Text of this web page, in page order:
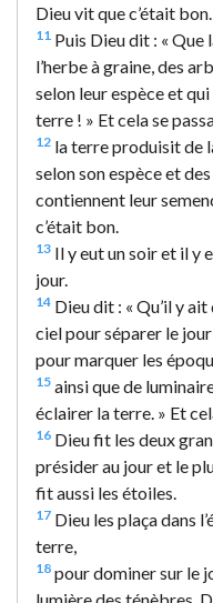
Dieu vit que c’était bon.
11 Puis Dieu dit : «
l’herbe à graine, des
selon leur espèce et
terre ! » Et cela se
12 la terre produisit de
selon son espèce et
contiennent leur
c’était bon.
13 Il y eut un soir et il y
jour.
14 Dieu dit : « Qu’il y
ciel pour séparer le
pour marquer les
15 ainsi que de
éclairer la terre. » Et
16 Dieu fit les deux
présider au jour et le
fit aussi les étoiles.
17 Dieu les plaça dans
terre,
18 pour dominer sur le
lumière des ténèbres.